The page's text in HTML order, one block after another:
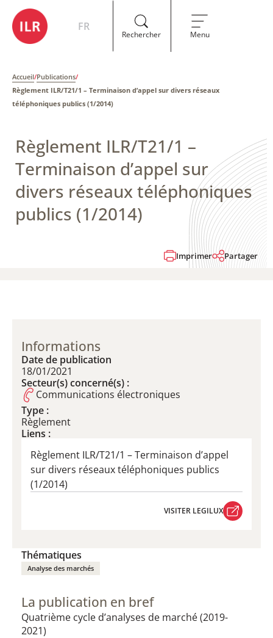
FR
Rechercher Menu
Accueil/Publications/
Règlement ILR/T21/1 – ​Terminaison d’appel sur divers réseaux
téléphoniques publics (1/2014)
Règlement ILR/T21/1 – ​
Terminaison d’appel sur
divers réseaux téléphoniques
publics (1/2014)
Imprimer Partager
Informations
Date de publication
18/01/2021
Secteur(s) concerné(s) :
Communications électroniques
Type :
Règlement
Liens :
Règlement ILR/T21/1 – ​Terminaison d’appel
sur divers réseaux téléphoniques publics
(1/2014)
VISITER LEGILUX
Thématiques
Analyse des marchés
La publication en bref
Quatrième cycle d’analyses de marché (2019-
2021)​​